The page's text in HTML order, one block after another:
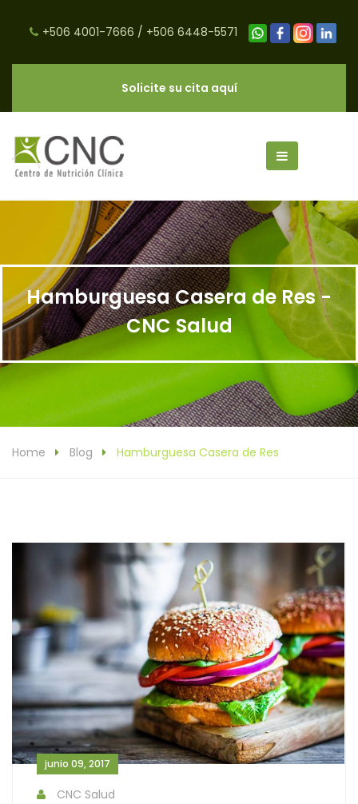
+506 4001-7666 / +506 6448-5571
Solicite su cita aquí
Hamburguesa Casera de Res -
CNC Salud
Home Blog Hamburguesa Casera de Res
junio 09, 2017
CNC Salud